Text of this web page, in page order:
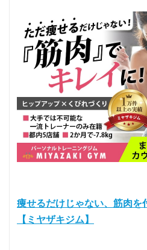
痩せるだけじゃない、筋肉を
【ミヤザキジム】